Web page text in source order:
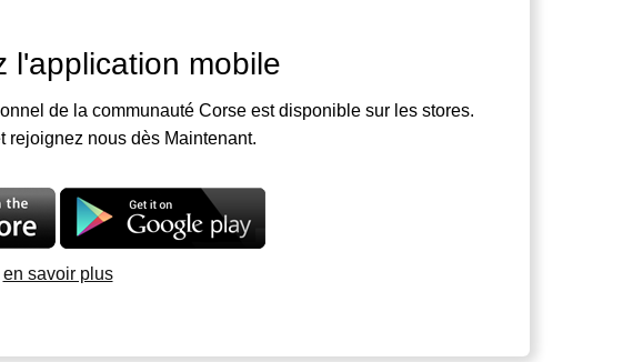
l'application mobile
de la communauté Corse est disponible sur les stores.
rejoignez nous dès Maintenant.
en savoir plus